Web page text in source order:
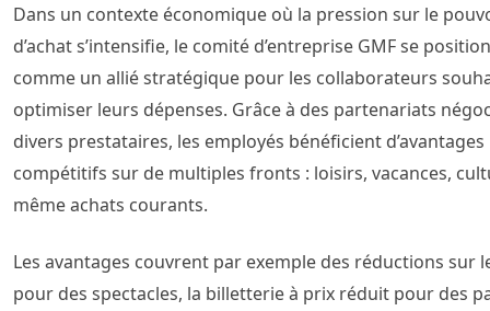
Dans un contexte économique où la pression sur le
d’achat s’intensifie, le comité d’entreprise GMF se
comme un allié stratégique pour les collaborateurs
optimiser leurs dépenses. Grâce à des partenariats
divers prestataires, les employés bénéficient d’avantages
compétitifs sur de multiples fronts : loisirs, vacances,
même achats courants.
Les avantages couvrent par exemple des réductions sur
pour des spectacles, la billetterie à prix réduit pour des